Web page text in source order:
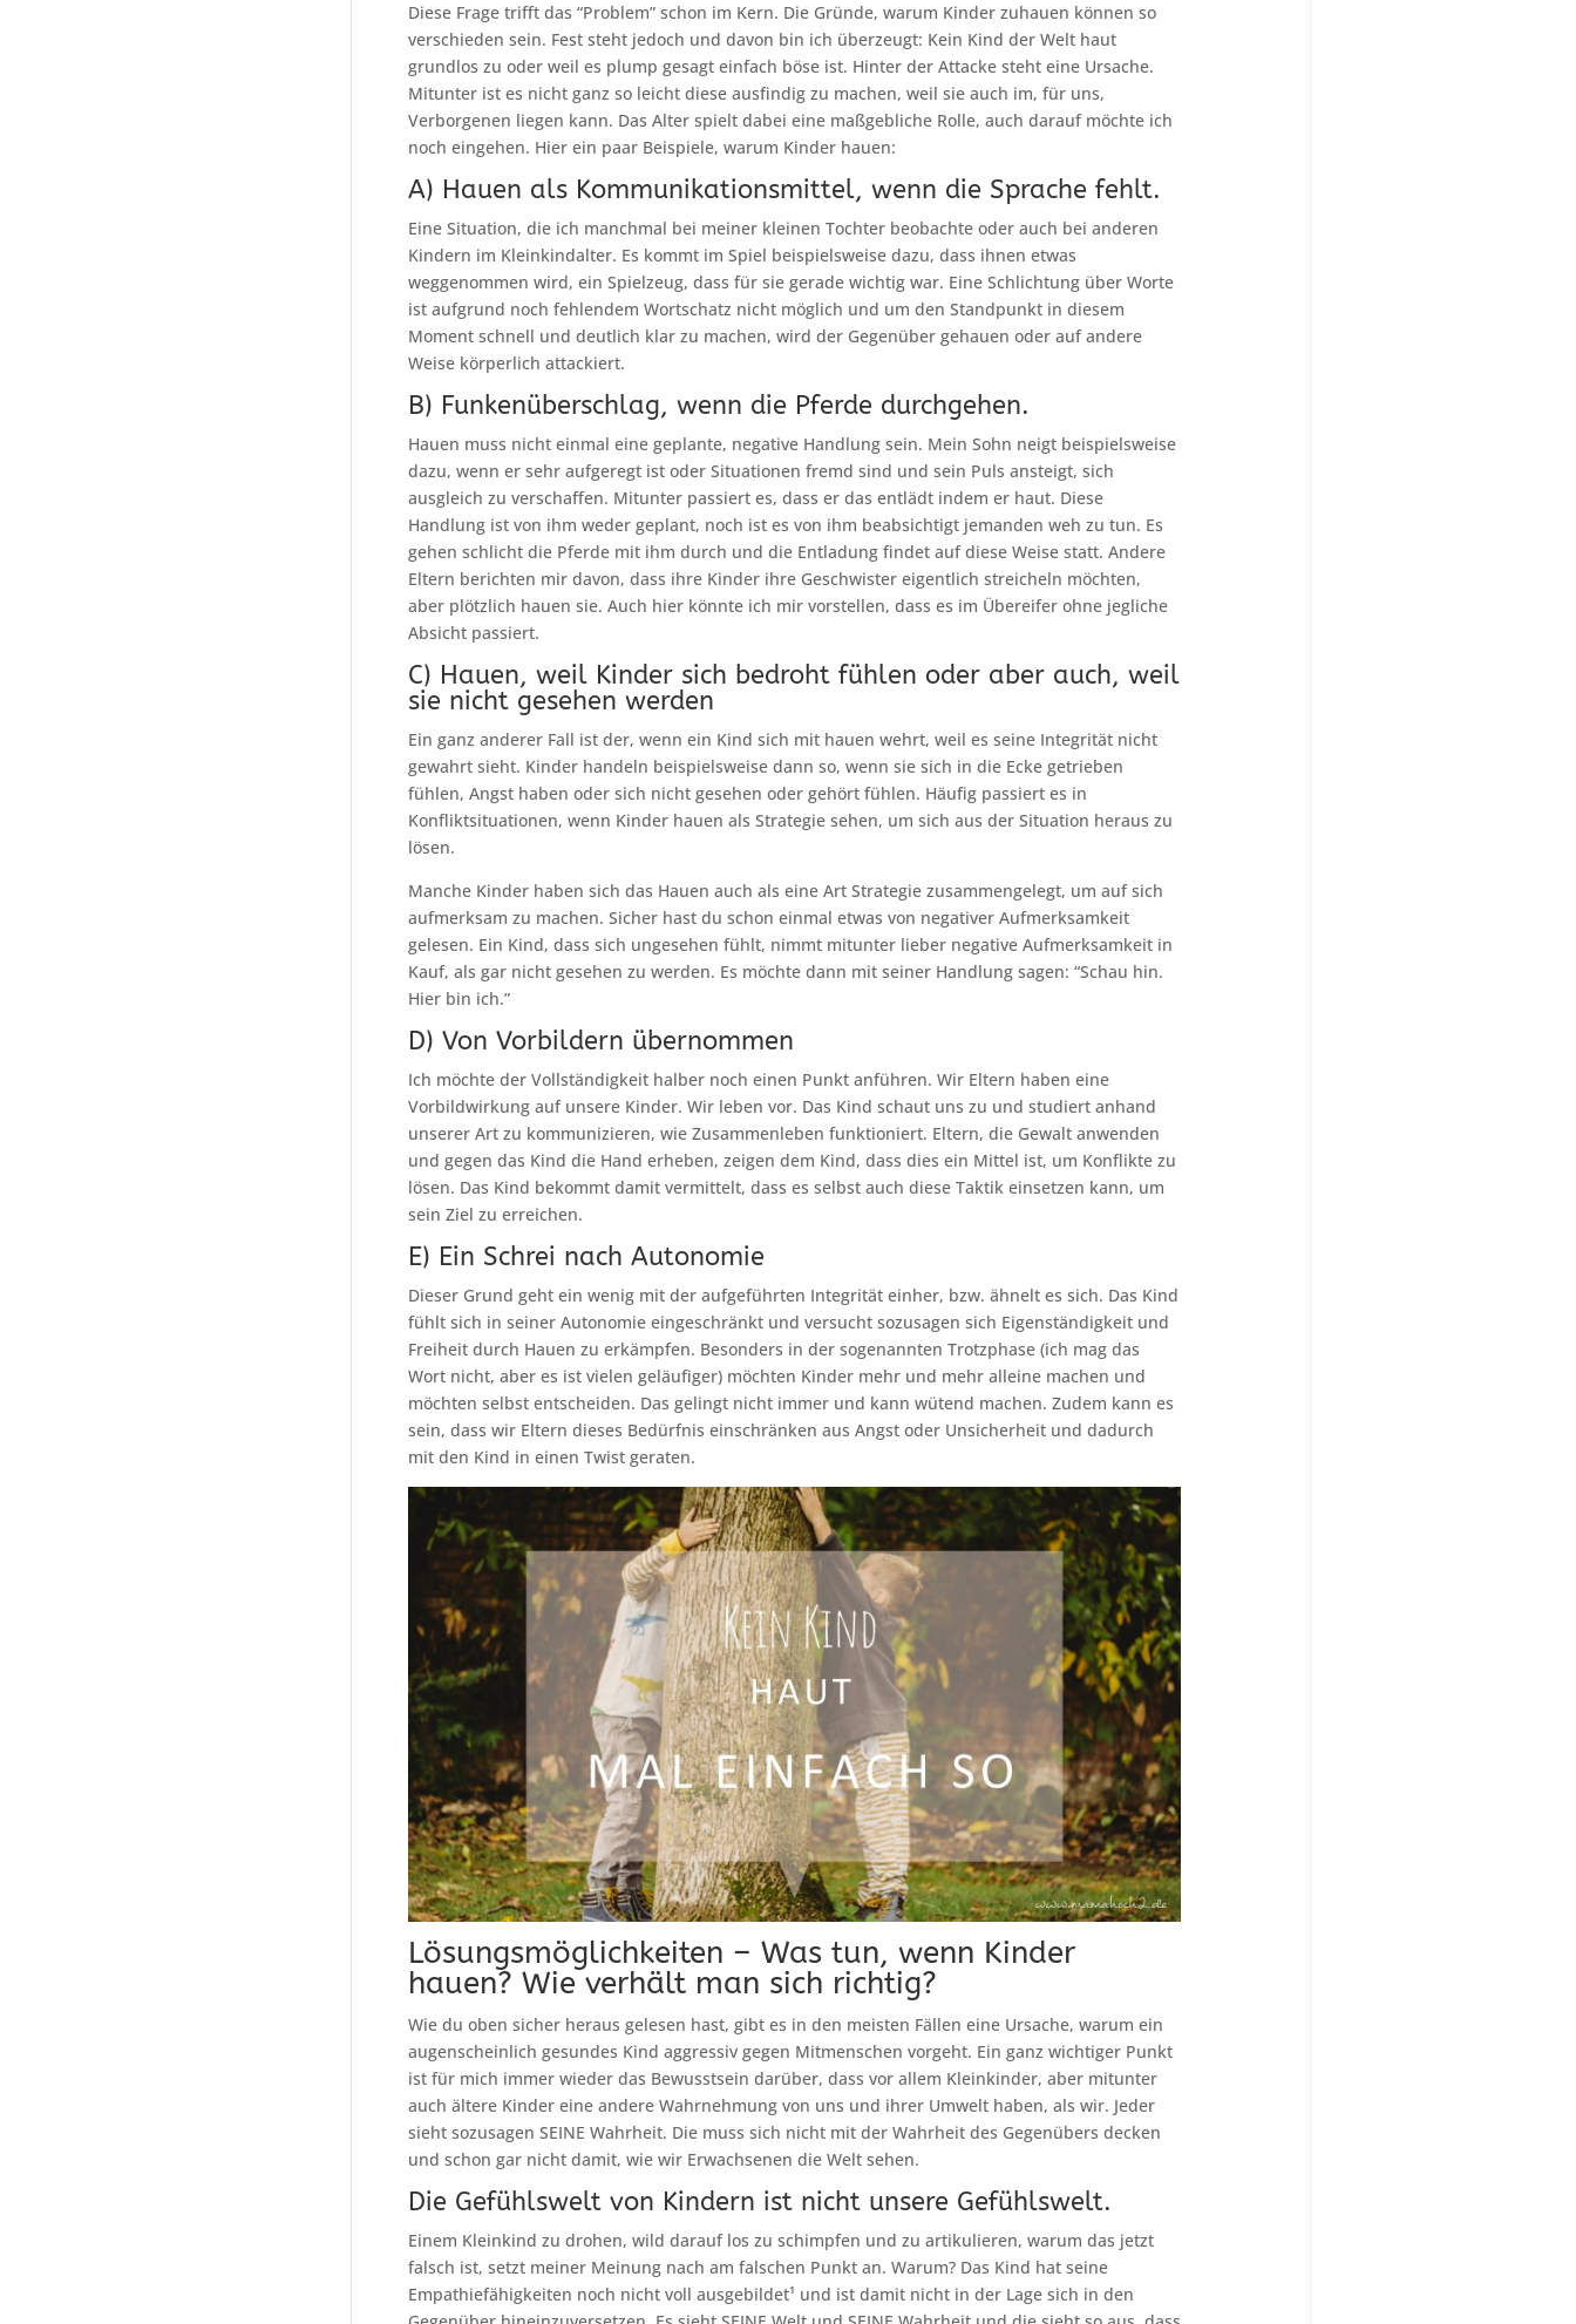
Diese Frage trifft das “Problem” schon im Kern. Die Gründe, warum Kinder zuhauen können so
verschieden sein. Fest steht jedoch und davon bin ich überzeugt: Kein Kind der Welt haut
grundlos zu oder weil es plump gesagt einfach böse ist. Hinter der Attacke steht eine Ursache.
Mitunter ist es nicht ganz so leicht diese ausfindig zu machen, weil sie auch im, für uns,
Verborgenen liegen kann. Das Alter spielt dabei eine maßgebliche Rolle, auch darauf möchte ich
noch eingehen. Hier ein paar Beispiele, warum Kinder hauen:
A) Hauen als Kommunikationsmittel, wenn die Sprache fehlt.
Eine Situation, die ich manchmal bei meiner kleinen Tochter beobachte oder auch bei anderen
Kindern im Kleinkindalter. Es kommt im Spiel beispielsweise dazu, dass ihnen etwas
weggenommen wird, ein Spielzeug, dass für sie gerade wichtig war. Eine Schlichtung über Worte
ist aufgrund noch fehlendem Wortschatz nicht möglich und um den Standpunkt in diesem
Moment schnell und deutlich klar zu machen, wird der Gegenüber gehauen oder auf andere
Weise körperlich attackiert.
B) Funkenüberschlag, wenn die Pferde durchgehen.
Hauen muss nicht einmal eine geplante, negative Handlung sein. Mein Sohn neigt beispielsweise
dazu, wenn er sehr aufgeregt ist oder Situationen fremd sind und sein Puls ansteigt, sich
ausgleich zu verschaffen. Mitunter passiert es, dass er das entlädt indem er haut. Diese
Handlung ist von ihm weder geplant, noch ist es von ihm beabsichtigt jemanden weh zu tun. Es
gehen schlicht die Pferde mit ihm durch und die Entladung findet auf diese Weise statt. Andere
Eltern berichten mir davon, dass ihre Kinder ihre Geschwister eigentlich streicheln möchten,
aber plötzlich hauen sie. Auch hier könnte ich mir vorstellen, dass es im Übereifer ohne jegliche
Absicht passiert.
C) Hauen, weil Kinder sich bedroht fühlen oder aber auch, weil
sie nicht gesehen werden
Ein ganz anderer Fall ist der, wenn ein Kind sich mit hauen wehrt, weil es seine Integrität nicht
gewahrt sieht. Kinder handeln beispielsweise dann so, wenn sie sich in die Ecke getrieben
fühlen, Angst haben oder sich nicht gesehen oder gehört fühlen. Häufig passiert es in
Konfliktsituationen, wenn Kinder hauen als Strategie sehen, um sich aus der Situation heraus zu
lösen.
Manche Kinder haben sich das Hauen auch als eine Art Strategie zusammengelegt, um auf sich
aufmerksam zu machen. Sicher hast du schon einmal etwas von negativer Aufmerksamkeit
gelesen. Ein Kind, dass sich ungesehen fühlt, nimmt mitunter lieber negative Aufmerksamkeit in
Kauf, als gar nicht gesehen zu werden. Es möchte dann mit seiner Handlung sagen: “Schau hin.
Hier bin ich.”
D) Von Vorbildern übernommen
Ich möchte der Vollständigkeit halber noch einen Punkt anführen. Wir Eltern haben eine
Vorbildwirkung auf unsere Kinder. Wir leben vor. Das Kind schaut uns zu und studiert anhand
unserer Art zu kommunizieren, wie Zusammenleben funktioniert. Eltern, die Gewalt anwenden
und gegen das Kind die Hand erheben, zeigen dem Kind, dass dies ein Mittel ist, um Konflikte zu
lösen. Das Kind bekommt damit vermittelt, dass es selbst auch diese Taktik einsetzen kann, um
sein Ziel zu erreichen.
E) Ein Schrei nach Autonomie
Dieser Grund geht ein wenig mit der aufgeführten Integrität einher, bzw. ähnelt es sich. Das Kind
fühlt sich in seiner Autonomie eingeschränkt und versucht sozusagen sich Eigenständigkeit und
Freiheit durch Hauen zu erkämpfen. Besonders in der sogenannten Trotzphase (ich mag das
Wort nicht, aber es ist vielen geläufiger) möchten Kinder mehr und mehr alleine machen und
möchten selbst entscheiden. Das gelingt nicht immer und kann wütend machen. Zudem kann es
sein, dass wir Eltern dieses Bedürfnis einschränken aus Angst oder Unsicherheit und dadurch
mit den Kind in einen Twist geraten.
Lösungsmöglichkeiten – Was tun, wenn Kinder
hauen? Wie verhält man sich richtig?
Wie du oben sicher heraus gelesen hast, gibt es in den meisten Fällen eine Ursache, warum ein
augenscheinlich gesundes Kind aggressiv gegen Mitmenschen vorgeht. Ein ganz wichtiger Punkt
ist für mich immer wieder das Bewusstsein darüber, dass vor allem Kleinkinder, aber mitunter
auch ältere Kinder eine andere Wahrnehmung von uns und ihrer Umwelt haben, als wir. Jeder
sieht sozusagen SEINE Wahrheit. Die muss sich nicht mit der Wahrheit des Gegenübers decken
und schon gar nicht damit, wie wir Erwachsenen die Welt sehen.
Die Gefühlswelt von Kindern ist nicht unsere Gefühlswelt.
Einem Kleinkind zu drohen, wild darauf los zu schimpfen und zu artikulieren, warum das jetzt
falsch ist, setzt meiner Meinung nach am falschen Punkt an. Warum? Das Kind hat seine
Empathiefähigkeiten noch nicht voll ausgebildet¹ und ist damit nicht in der Lage sich in den